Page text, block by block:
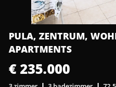
PULA, ZENTRUM,
APARTMENTS
€ 235.000